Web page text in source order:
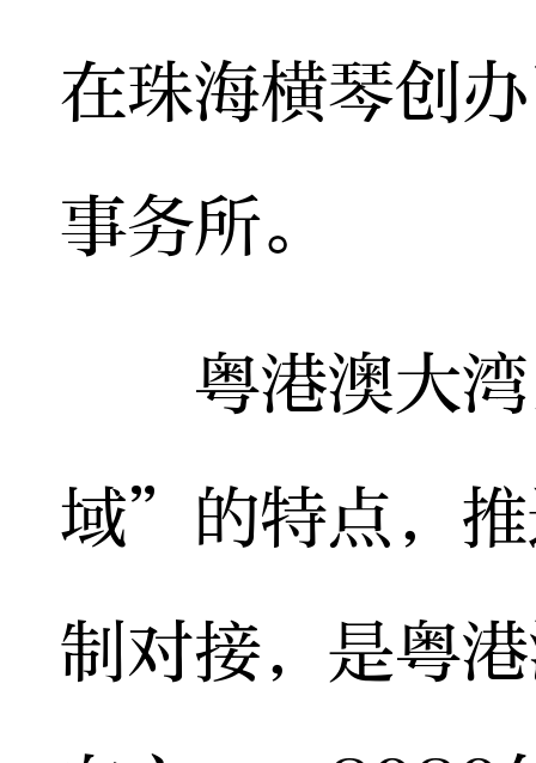
在珠海横琴创
事务所。
粤港澳大湾
域”的特点，
制对接，是粤